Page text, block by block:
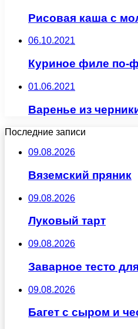
Рисовая каша с
06.10.2021
Куриное филе по-
01.06.2021
Варенье из
Последние записи
09.08.2026
Вяземский пряник
09.08.2026
Луковый тарт
09.08.2026
Заварное тесто
09.08.2026
Багет с сыром и